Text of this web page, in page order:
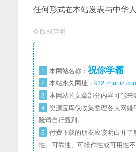
任何形式在本站发表与中华
© 版权声明
1 本网站名称： 祝你学霸
2 本站永久网址：
3 本网站的文章部分内容可能
4 资源宝库仅收集整理各大网
险请自行甄别。
5 付费下载的朋友应该明白并
性、可靠性、可操作性或可用性不